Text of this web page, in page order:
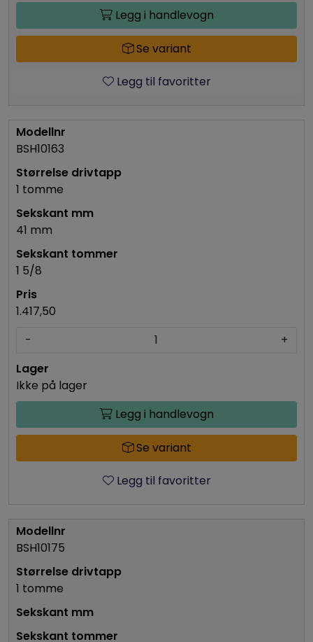
Legg i handlevogn
Se variant
Legg til favoritter
BSH10163
1 tomme
41 mm
1 5/8
1.417,50
-
+
Ikke på lager
Legg i handlevogn
Se variant
Legg til favoritter
BSH10175
1 tomme